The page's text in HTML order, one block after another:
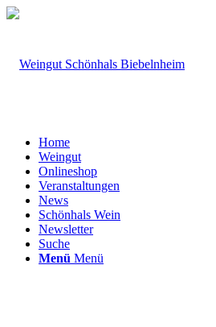
Home
Weingut
Onlineshop
Veranstaltungen
News
Schönhals Wein
Newsletter
Suche
Menü Menü